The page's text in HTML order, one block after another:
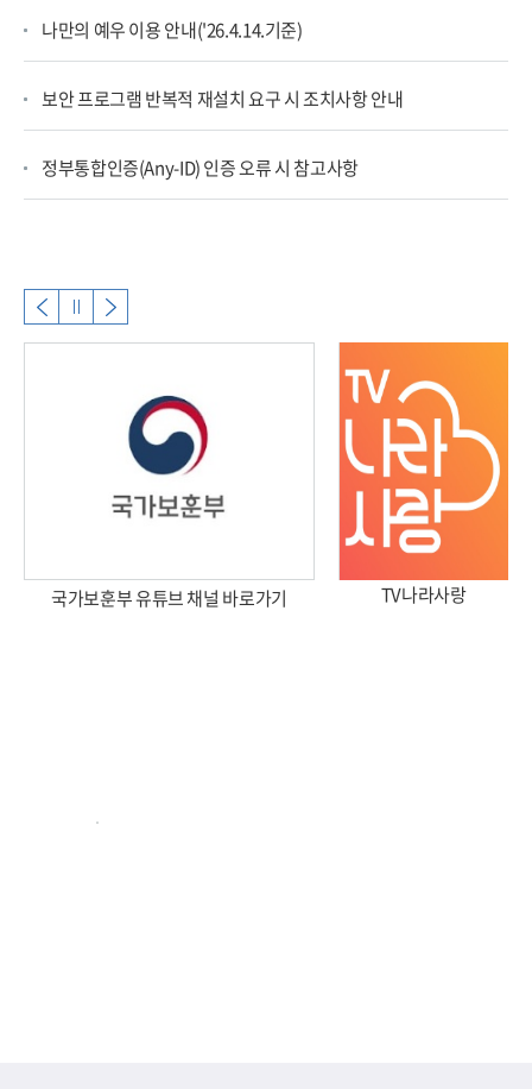
나만의 예우 이용 안내('26.4.14.기준)
보안 프로그램 반복적 재설치 요구 시 조치사항 안내
정부통합인증(Any-ID) 인증 오류 시 참고사항
국가보훈부 유튜브 채널 바로가기 2026년 국가보훈부 업
TV나라사랑